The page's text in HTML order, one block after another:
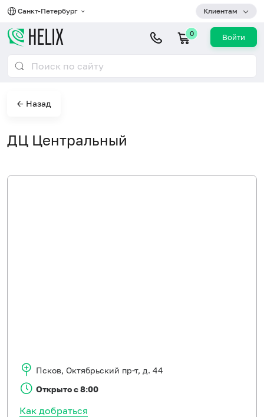
Санкт-Петербург Клиентам
0 Войти
← Назад
ДЦ Центральный
Псков, Октябрьский пр-т, д. 44
Открыто с 8:00
Как добраться